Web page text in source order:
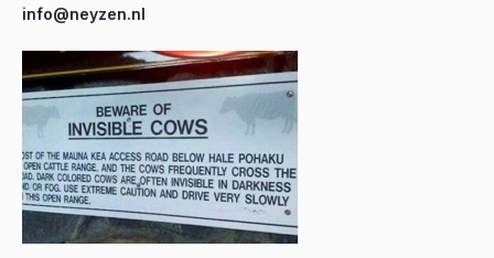
info@neyzen.nl